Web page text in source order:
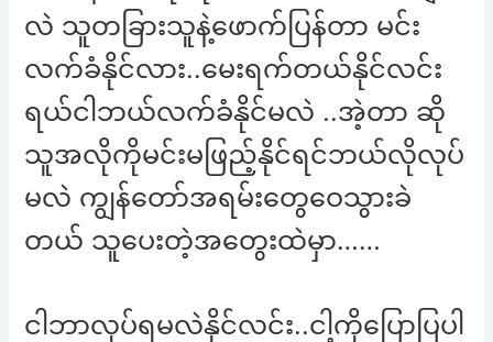
လဲ သူတခြားသူနဲ့ဖောက်ပြန်တာ မင်း
လက်ခံနိုင်လား..မေးရက်တယ်နိုင်လင်း
ရယ်ငါဘယ်လက်ခံနိုင်မလဲ ..အဲ့တာ ဆို
သူအလိုကိုမင်းမဖြည့်နိုင်ရင်ဘယ်လိုလုပ်
မလဲ ကျွန်တော်အရမ်းတွေဝေသွားခဲ
တယ် သူပေးတဲ့အတွေးထဲမှာ……
ငါဘာလုပ်ရမလဲနိုင်လင်း..ငါ့ကိုပြောပြပါ